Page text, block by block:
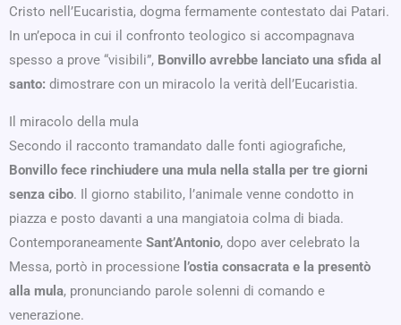
Cristo nell’Eucaristia, dogma fermamente contestato dai Patari.
In un’epoca in cui il confronto teologico si accompagnava
spesso a prove “visibili”, Bonvillo avrebbe lanciato una sfida al
santo: dimostrare con un miracolo la verità dell’Eucaristia.
Il miracolo della mula
Secondo il racconto tramandato dalle fonti agiografiche,
Bonvillo fece rinchiudere una mula nella stalla per tre giorni
senza cibo. Il giorno stabilito, l’animale venne condotto in
piazza e posto davanti a una mangiatoia colma di biada.
Contemporaneamente Sant’Antonio, dopo aver celebrato la
Messa, portò in processione l’ostia consacrata e la presentò
alla mula, pronunciando parole solenni di comando e
venerazione.